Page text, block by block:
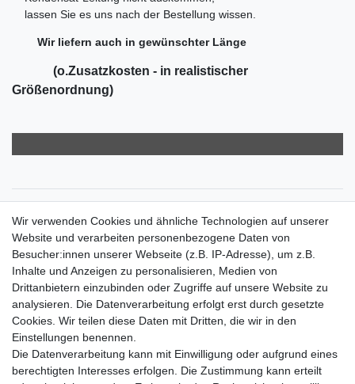
lassen Sie es uns nach der Bestellung wissen.
Wir liefern auch in gewünschter Länge
(o.Zusatzkosten - in realistischer
Größenordnung)
Versandkosten
Der Weg zur eigenen Klimaanlage
Inbetriebnahme & Serviceleistungen
Für Interessierte aus der Schweiz
Klimaanlage = Wärmepumpe
Hilfe
Bankverbindung:
encliso GmbH
Kreissparkasse Verl
Wir verwenden Cookies und ähnliche Technologien auf unserer
Website und verarbeiten personenbezogene Daten von
Besucher:innen unserer Webseite (z.B. IP-Adresse), um z.B.
Inhalte und Anzeigen zu personalisieren, Medien von
Drittanbietern einzubinden oder Zugriffe auf unsere Website zu
analysieren. Die Datenverarbeitung erfolgt erst durch gesetzte
Cookies. Wir teilen diese Daten mit Dritten, die wir in den
Einstellungen benennen.
Die Datenverarbeitung kann mit Einwilligung oder aufgrund eines
berechtigten Interesses erfolgen. Die Zustimmung kann erteilt